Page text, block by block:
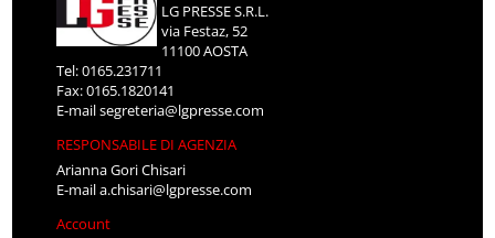
LG PRESSE S.R.L.
via Festaz, 52
11100 AOSTA
Tel: 0165.231711
Fax: 0165.1820141
E-mailsegreteria@lgpresse.com
RESPONSABILE DI AGENZIA
Arianna Gori Chisari
E-maila.chisari@lgpresse.com
Account